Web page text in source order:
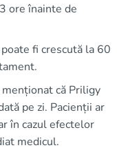
ore înainte de
fi crescută la 60
că Priligy
pe zi. Pacienții ar
în cazul efectelor
medicul.